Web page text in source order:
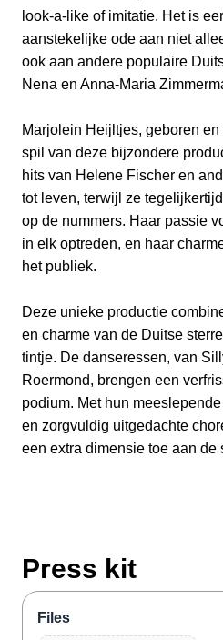
look-a-like of imitatie. Het is
aanstekelijke ode aan niet
ook aan andere populaire
Nena en Anna-Maria
Marjolein Heijltjes, geboren
spil van deze bijzondere
hits van Helene Fischer en
tot leven, terwijl ze
op de nummers. Haar passie
in elk optreden, en haar
het publiek.
Deze unieke productie
en charme van de Duitse
tintje. De danseressen, van
Roermond, brengen een
podium. Met hun
en zorgvuldig uitgedachte
een extra dimensie toe aan de
Press kit
Files